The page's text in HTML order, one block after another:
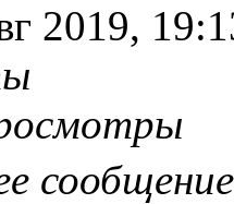
2019,